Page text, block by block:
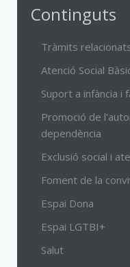
Continguts
Tràmits
Atenció Social
Suport a infància i
Promoció de
dependència
Exclusió social i
Foment de la
Espai Dona
Espai LGTBI+
Salut